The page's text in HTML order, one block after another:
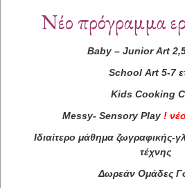
Νέο πρόγραμμα
Baby– Junior Art
School Art 5-7
Kids Cooking
Messy- Sensory Play !
Ιδιαίτερο μάθημα ζωγραφικής-
τέχνης
Δωρεάν Ομάδες